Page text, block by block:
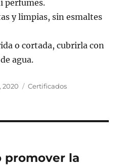
perfumes.
y limpias, sin esmaltes
o cortada, cubrirla con
agua.
2020 Categorías
Certificados
promover la